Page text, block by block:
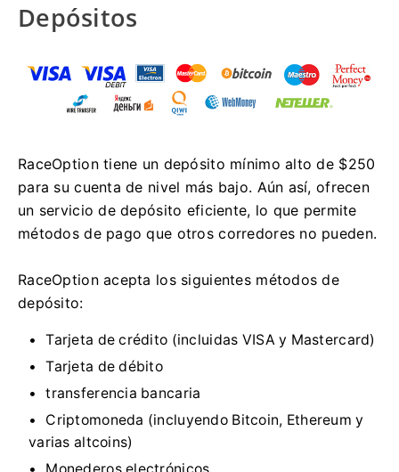
Depósitos
RaceOption tiene un depósito mínimo alto de $250
para su cuenta de nivel más bajo. Aún así, ofrecen
un servicio de depósito eficiente, lo que permite
métodos de pago que otros corredores no pueden.
RaceOption acepta los siguientes métodos de
depósito:
Tarjeta de crédito (incluidas VISA y Mastercard)
Tarjeta de débito
transferencia bancaria
Criptomoneda (incluyendo Bitcoin, Ethereum y
varias altcoins)